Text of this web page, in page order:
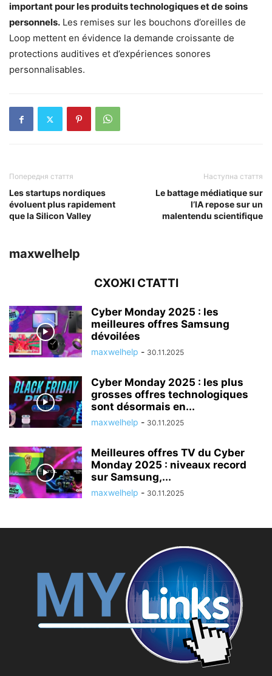
important pour les produits technologiques et de soins
personnels. Les remises sur les bouchons d’oreilles de
Loop mettent en évidence la demande croissante de
protections auditives et d’expériences sonores
personnalisables.
Попередня стаття
Les startups nordiques
évoluent plus rapidement
que la Silicon Valley
Наступна стаття
Le battage médiatique sur
l’IA repose sur un
malentendu scientifique
maxwelhelp
СХОЖІ СТАТТІ
Cyber ​​Monday 2025 : les
meilleures offres Samsung
dévoilées
maxwelhelp - 30.11.2025
Cyber ​​Monday 2025 : les plus
grosses offres technologiques
sont désormais en...
maxwelhelp - 30.11.2025
Meilleures offres TV du Cyber ​​
Monday 2025 : niveaux record
sur Samsung,...
maxwelhelp - 30.11.2025